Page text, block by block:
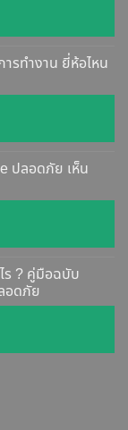
งไร
ดต
รทำงาน ยี่ห้อไหน
ปลอดภัย เห็น
ว
ร ? คู่มือฉบับ
อดภัย